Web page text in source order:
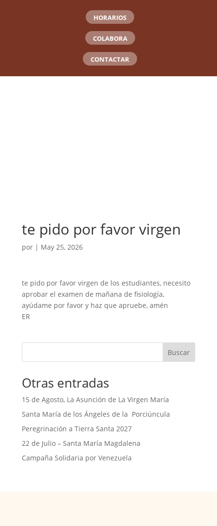
HORARIOS
COLABORA
CONTACTAR
te pido por favor virgen
por | May 25, 2026
te pido por favor virgen de los estudiantes, necesito
aprobar el examen de mañana de fisiología,
ayúdame por favor y haz que apruebe, amén
ER
Buscar
Otras entradas
15 de Agosto, La Asunción de La Virgen María
Santa María de los Ángeles de la Porciúncula
Peregrinación a Tierra Santa 2027
22 de Julio – Santa María Magdalena
Campaña Solidaria por Venezuela